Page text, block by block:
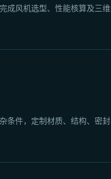
成风机选型、性能核算及三维
条件，定制材质、结构、密封